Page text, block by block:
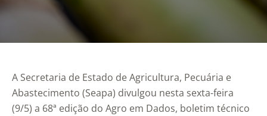
A Secretaria de Estado de Agricultura, Pecuária e
Abastecimento (Seapa) divulgou nesta sexta-feira
(9/5) a 68ª edição do Agro em Dados, boletim técnico